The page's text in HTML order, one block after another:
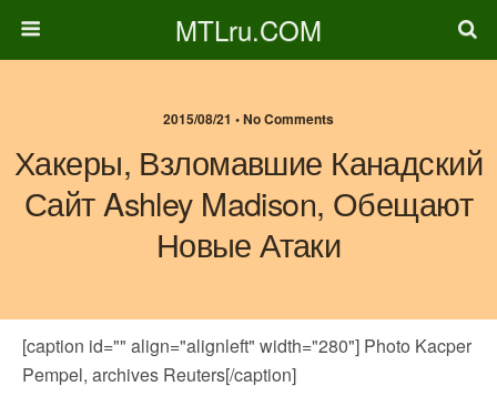
MTLru.COM
2015/08/21 • No Comments
Хакеры, Взломавшие Канадский
Сайт Ashley Madison, Обещают
Новые Атаки
[caption id="" align="alignleft" width="280"] Photo Kacper
Pempel, archives Reuters[/caption]